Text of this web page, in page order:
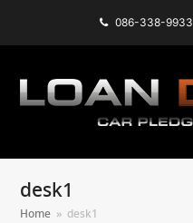
086-338-9933
desk1
Home » desk1